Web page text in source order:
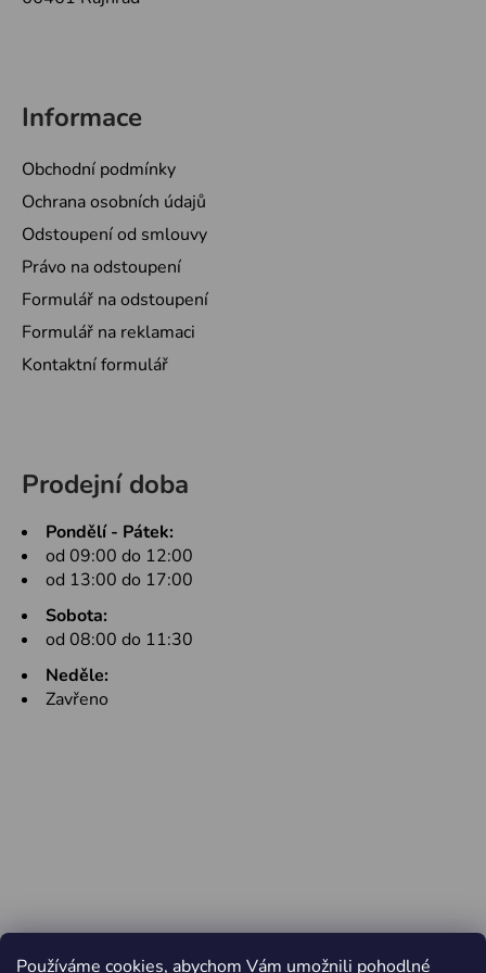
Používáme cookies, abychom Vám umožnili pohodlné
Informace
Obchodní podmínky
Ochrana osobních údajů
Odstoupení od smlouvy
Právo na odstoupení
Formulář na odstoupení
Formulář na reklamaci
Kontaktní formulář
Prodejní doba
Pondělí - Pátek:
od 09:00 do 12:00
od 13:00 do 17:00
Sobota:
od 08:00 do 11:30
Neděle:
Zavřeno